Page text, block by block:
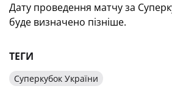
Дату проведення матчу за
буде визначено пізніше.
ТЕГИ
Суперкубок України